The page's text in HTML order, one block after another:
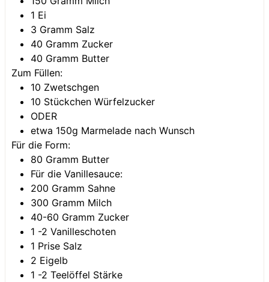
1 Ei
3 Gramm Salz
40 Gramm Zucker
40 Gramm Butter
Zum Füllen:
10 Zwetschgen
10 Stückchen Würfelzucker
ODER
etwa 150g Marmelade nach Wunsch
Für die Form:
80 Gramm Butter
Für die Vanillesauce:
200 Gramm Sahne
300 Gramm Milch
40-60 Gramm Zucker
1 -2 Vanilleschoten
1 Prise Salz
2 Eigelb
1 -2 Teelöffel Stärke